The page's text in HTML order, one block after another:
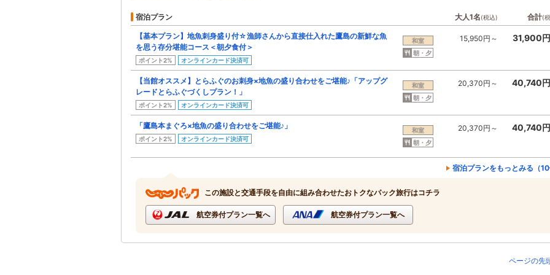
宿泊プラン 大人1名(税込) 合計(
【基本プラン】地魚刺身盛り付☆漁師さんから直接仕入れた鷹島の新鮮な魚
を思う存分堪能コース＜朝夕食付＞
ポイント2% オンラインカード決済可
和室
朝・夕
15,950円～ 31,900
【当館オススメ】とらふぐのお刺身×地魚の盛り合わせをご堪能♪「アップグ
レードとらふぐづくしプラン！」
ポイント2% オンラインカード決済可
和室
朝・夕
20,370円～ 40,740
「鷹島本まぐろ×地魚の盛り合わせをご堪能♪」
ポイント2% オンラインカード決済可
和室
朝・夕
20,370円～ 40,740
宿泊プランをもっとみる（10
この施設と交通手段を自由に組み合わせたおトクなパック旅行はコチラ
航空券付プラン一覧へ 航空券付プラン一覧へ
ページの先